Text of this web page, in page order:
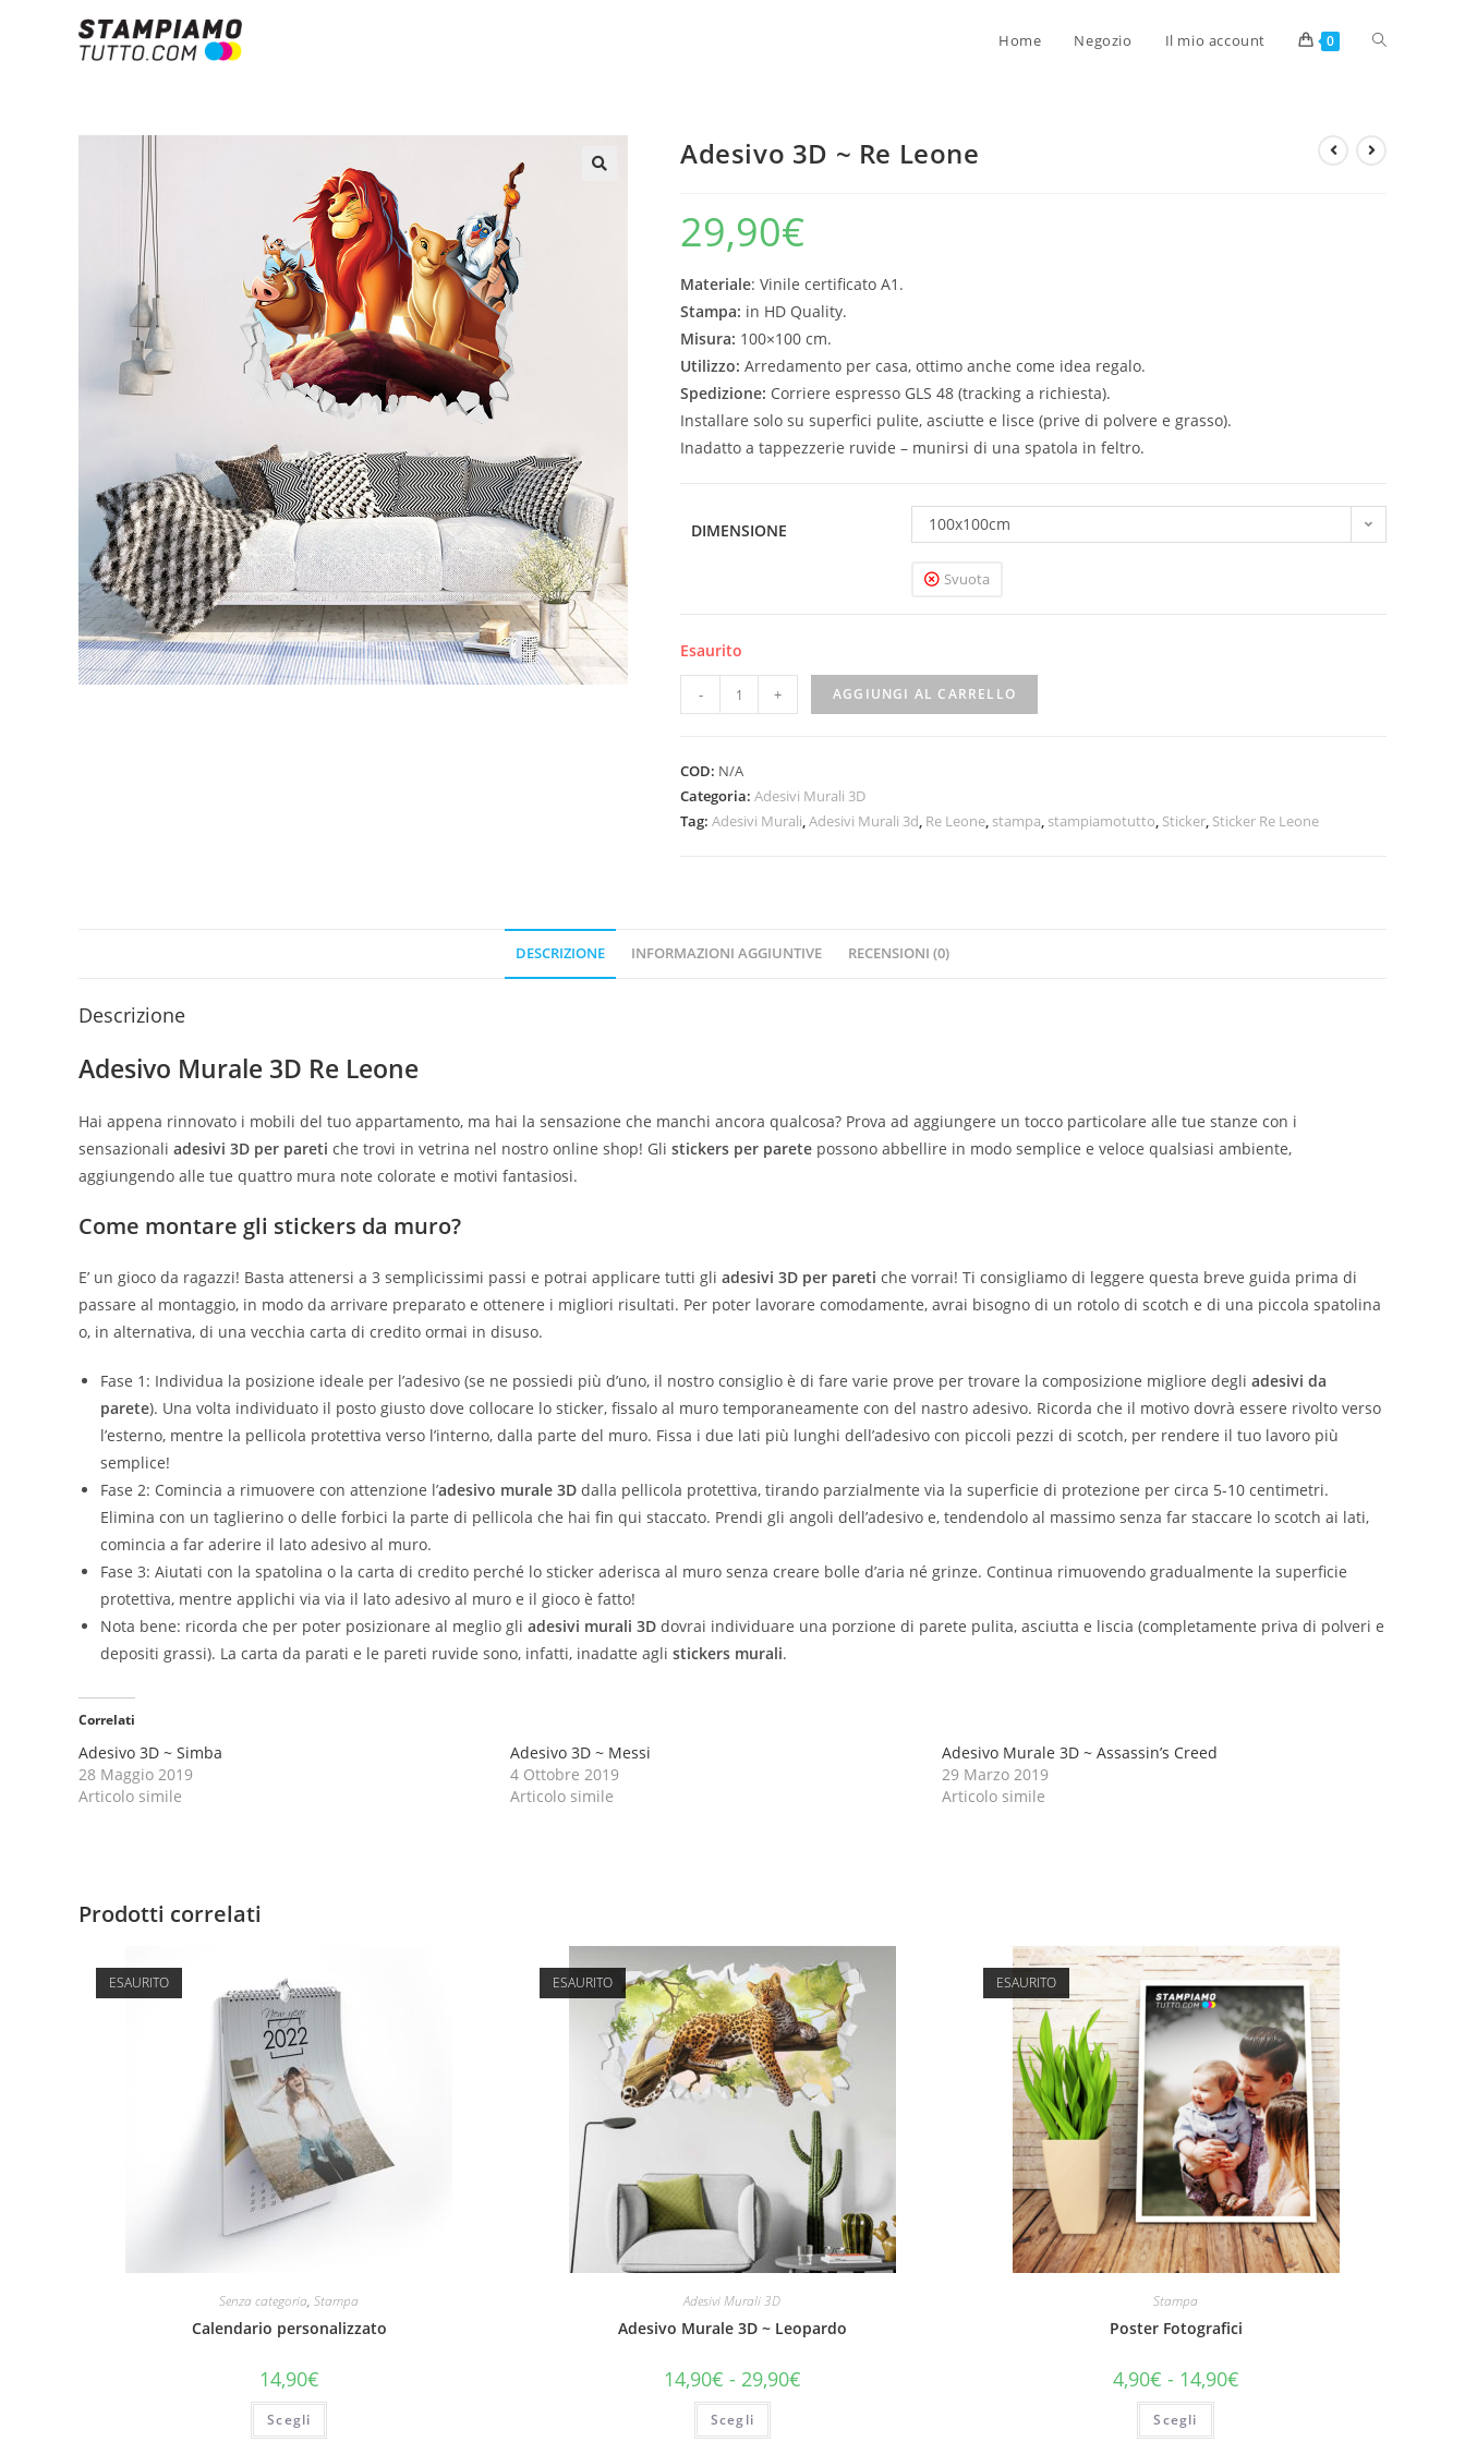
Home Negozio Il mio account 0
Adesivo 3D ~ Re Leone
29,90€
Materiale: Vinile certificato A1.
Stampa: in HD Quality.
Misura: 100×100 cm.
Utilizzo: Arredamento per casa, ottimo anche come idea regalo.
Spedizione: Corriere espresso GLS 48 (tracking a richiesta).
Installare solo su superfici pulite, asciutte e lisce (prive di polvere e grasso).
Inadatto a tappezzerie ruvide – munirsi di una spatola in feltro.
DIMENSIONE 100x100cm
Svuota
Esaurito
- + AGGIUNGI AL CARRELLO
COD: N/A
Categoria: Adesivi Murali 3D
Tag: Adesivi Murali,Adesivi Murali 3d, Re Leone, stampa, stampiamotutto, Sticker, Sticker Re Leone
DESCRIZIONE INFORMAZIONI AGGIUNTIVE RECENSIONI (0)
Descrizione
Adesivo Murale 3D Re Leone
Hai appena rinnovato i mobili del tuo appartamento, ma hai la sensazione che manchi ancora qualcosa? Prova ad aggiungere un tocco particolare alle tue stanze con i
sensazionali adesivi 3D per pareti che trovi in vetrina nel nostro online shop! Gli stickers per parete possono abbellire in modo semplice e veloce qualsiasi ambiente,
aggiungendo alle tue quattro mura note colorate e motivi fantasiosi.
Come montare gli stickers da muro?
E’ un gioco da ragazzi! Basta attenersi a 3 semplicissimi passi e potrai applicare tutti gli adesivi 3D per pareti che vorrai! Ti consigliamo di leggere questa breve guida prima di
passare al montaggio, in modo da arrivare preparato e ottenere i migliori risultati. Per poter lavorare comodamente, avrai bisogno di un rotolo di scotch e di una piccola spatolina
o, in alternativa, di una vecchia carta di credito ormai in disuso.
Fase 1: Individua la posizione ideale per l’adesivo (se ne possiedi più d’uno, il nostro consiglio è di fare varie prove per trovare la composizione migliore degli adesivi da
parete). Una volta individuato il posto giusto dove collocare lo sticker, fissalo al muro temporaneamente con del nastro adesivo. Ricorda che il motivo dovrà essere rivolto verso
l’esterno, mentre la pellicola protettiva verso l’interno, dalla parte del muro. Fissa i due lati più lunghi dell’adesivo con piccoli pezzi di scotch, per rendere il tuo lavoro più
semplice!
Fase 2: Comincia a rimuovere con attenzione l’adesivo murale 3D dalla pellicola protettiva, tirando parzialmente via la superficie di protezione per circa 5-10 centimetri.
Elimina con un taglierino o delle forbici la parte di pellicola che hai fin qui staccato. Prendi gli angoli dell’adesivo e, tendendolo al massimo senza far staccare lo scotch ai lati,
comincia a far aderire il lato adesivo al muro.
Fase 3: Aiutati con la spatolina o la carta di credito perché lo sticker aderisca al muro senza creare bolle d’aria né grinze. Continua rimuovendo gradualmente la superficie
protettiva, mentre applichi via via il lato adesivo al muro e il gioco è fatto!
Nota bene: ricorda che per poter posizionare al meglio gli adesivi murali 3D dovrai individuare una porzione di parete pulita, asciutta e liscia (completamente priva di polveri e
depositi grassi). La carta da parati e le pareti ruvide sono, infatti, inadatte agli stickers murali.
Correlati
Adesivo 3D ~ Simba
28 Maggio 2019
Articolo simile
Adesivo 3D ~ Messi
4 Ottobre 2019
Articolo simile
Adesivo Murale 3D ~ Assassin’s Creed
29 Marzo 2019
Articolo simile
Prodotti correlati
ESAURITO
Senza categoria,Stampa
Calendario personalizzato
14,90€
Scegli
ESAURITO
Adesivi Murali 3D
Adesivo Murale 3D ~ Leopardo
14,90€ - 29,90€
Scegli
ESAURITO
Stampa
Poster Fotografici
4,90€ - 14,90€
Scegli